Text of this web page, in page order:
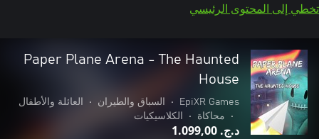
تخطي إلى المحتوى الرئيسي
Paper Plane Arena - The Haunted
House
EpiXR Games
• السباق والطيران •
العائلة والأطفال
•
محاكاة • الكلاسيكيات
د.ج.‏ 1.099,00